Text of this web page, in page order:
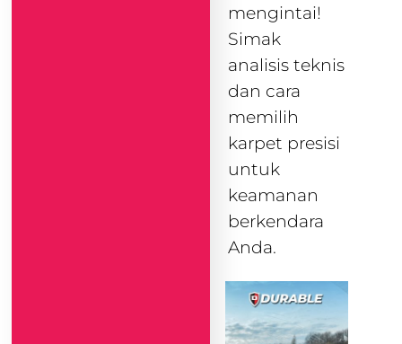
mengintai!
Simak
analisis teknis
dan cara
memilih
karpet presisi
untuk
keamanan
berkendara
Anda.